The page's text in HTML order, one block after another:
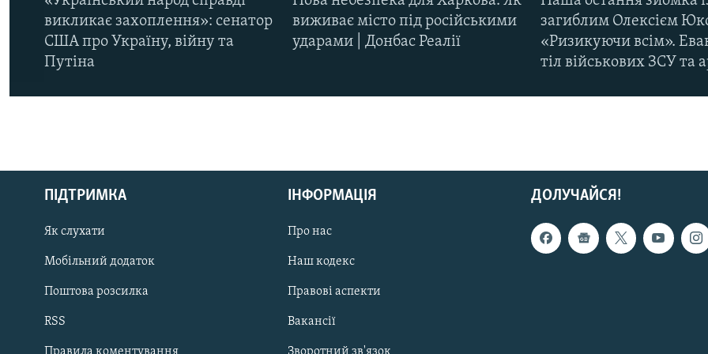
РУС
ДОЛУЧАЙСЯ!
викликає захоплення»: сенатор
США про Україну, війну та
Путіна
виживає місто під російськими
ударами | Донбас Реалії
загиблим Олексієм
«Ризикуючи всім».
тіл військових ЗСУ та
ДОЛУЧАЙСЯ!
ПІДТРИМКА
Як слухати
Мобільний додаток
Поштова розсилка
RSS
ІНФОРМАЦІЯ
Про нас
Наш кодекс
Правові аспекти
Вакансії